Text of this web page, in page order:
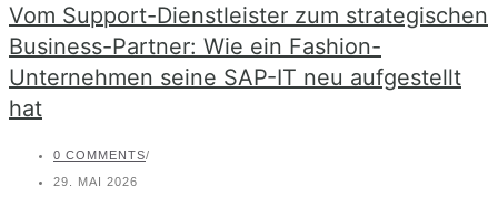
Vom Support-Dienstleister zum strategischen
Business-Partner: Wie ein Fashion-
Unternehmen seine SAP-IT neu aufgestellt
hat
0 COMMENTS/
29. MAI 2026